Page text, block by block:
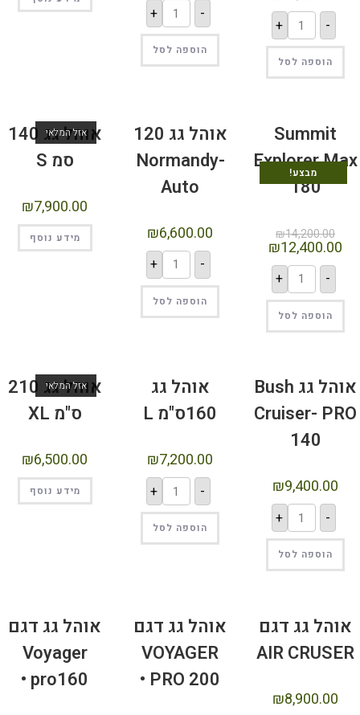
הוספה לסל
הוספה לסל
מבצע!
Summit
Explorer
180
₪14,200.00
₪12,400.00
הוספה לסל
אוהל גג 120
Normandy-
Auto
₪6,600.00
הוספה לסל
אזל המלאי אוהל גג 140
סמ S
₪7,900.00
מידע נוסף
אוהל גג Bush
Cruiser-
140
₪9,400.00
הוספה לסל
אוהל גג
160ס"מ L
₪7,200.00
הוספה לסל
אזל המלאי אוהל גג 210
ס"מ XL
₪6,500.00
מידע נוסף
אוהל גג דגם
AIR
₪8,900.00
אוהל גג דגם
VOYAGER
PRO 200 •
אוהל גג דגם
Voyager
pro160 •